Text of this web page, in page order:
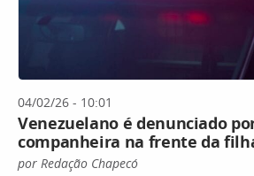
04/02/26 - 10:01
Venezuelano é denunciado
companheira na frente da
por Redação Chapecó